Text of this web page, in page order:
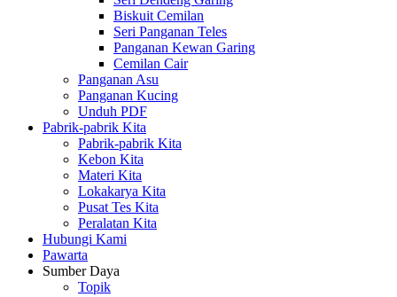
Biskuit Cemilan
Seri Panganan Teles
Panganan Kewan Garing
Cemilan Cair
Panganan Asu
Panganan Kucing
Unduh PDF
Pabrik-pabrik Kita
Pabrik-pabrik Kita
Kebon Kita
Materi Kita
Lokakarya Kita
Pusat Tes Kita
Peralatan Kita
Hubungi Kami
Pawarta
Sumber Daya
Topik